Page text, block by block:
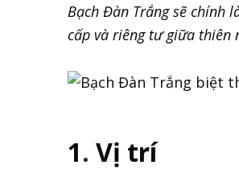
Bạch Đàn Trắng sẽ chính
cấp và riêng tư giữa thiên
1. Vị trí